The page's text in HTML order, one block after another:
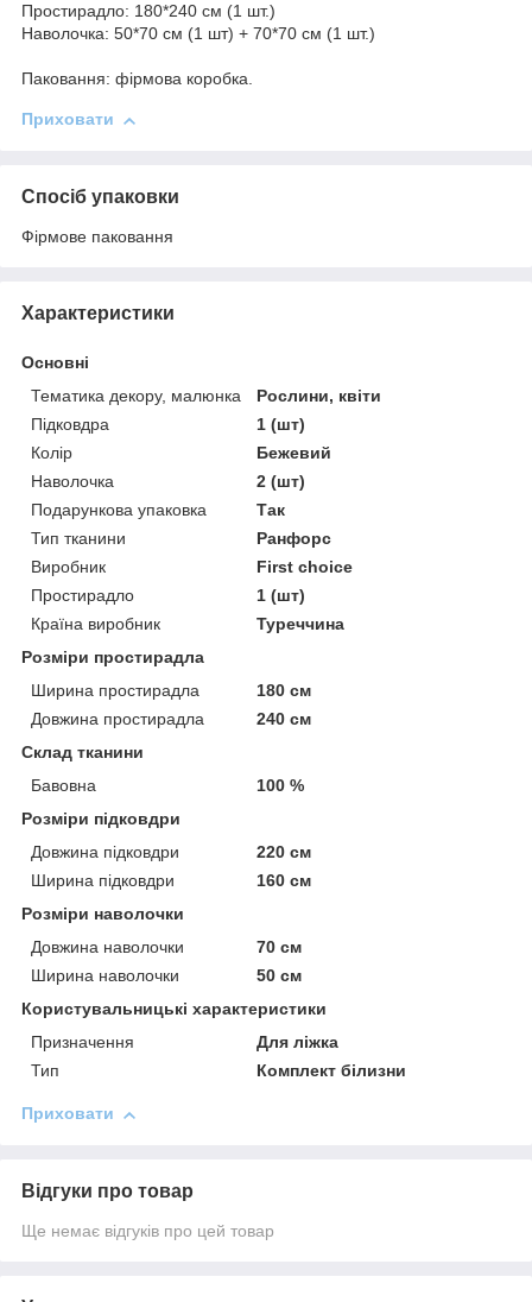
Простирадло: 180*240 см (1 шт.)
Наволочка: 50*70 см (1 шт) + 70*70 см (1 шт.)
Паковання: фірмова коробка.
Приховати
Спосіб упаковки
Фірмове паковання
Характеристики
Основні
Тематика декору, малюнка
Рослини, квіти
Підковдра
1 (шт)
Колір
Бежевий
Наволочка
2 (шт)
Подарункова упаковка
Так
Тип тканини
Ранфорс
Виробник
First choice
Простирадло
1 (шт)
Країна виробник
Туреччина
Розміри простирадла
Ширина простирадла
180 см
Довжина простирадла
240 см
Склад тканини
Бавовна
100 %
Розміри підковдри
Довжина підковдри
220 см
Ширина підковдри
160 см
Розміри наволочки
Довжина наволочки
70 см
Ширина наволочки
50 см
Користувальницькі характеристики
Призначення
Для ліжка
Тип
Комплект білизни
Приховати
Відгуки про товар
Ще немає відгуків про цей товар